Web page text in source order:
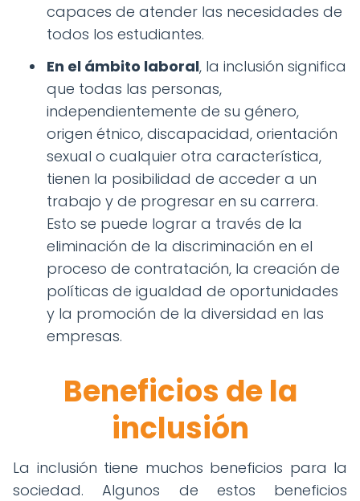
capaces de atender las necesidades de
todos los estudiantes.
En el ámbito laboral, la inclusión significa
que todas las personas,
independientemente de su género,
origen étnico, discapacidad, orientación
sexual o cualquier otra característica,
tienen la posibilidad de acceder a un
trabajo y de progresar en su carrera.
Esto se puede lograr a través de la
eliminación de la discriminación en el
proceso de contratación, la creación de
políticas de igualdad de oportunidades
y la promoción de la diversidad en las
empresas.
Beneficios de la
inclusión
La inclusión tiene muchos beneficios para la
sociedad. Algunos de estos beneficios